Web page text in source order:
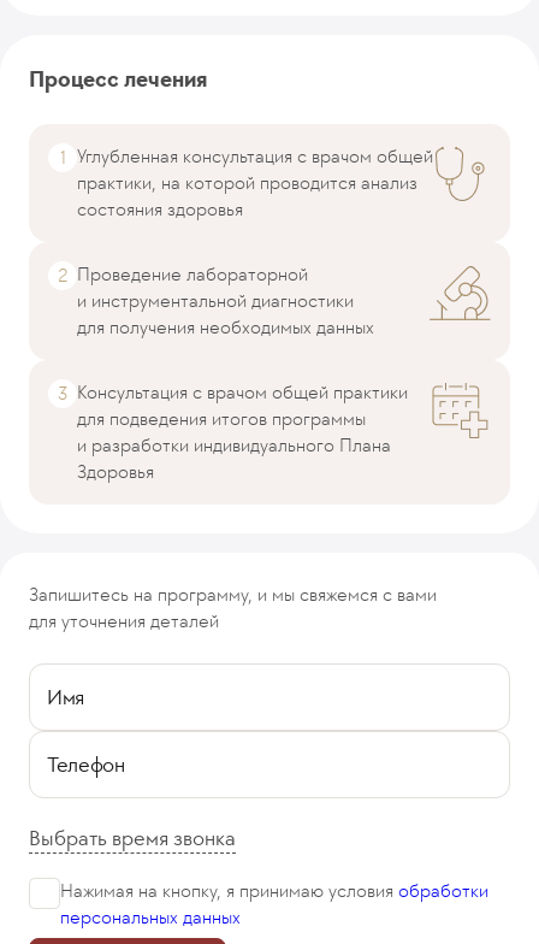
Процесс лечения
Углубленная консультация с врачом общей
практики, на которой проводится анализ
состояния здоровья
Проведение лабораторной
и инструментальной диагностики
для получения необходимых данных
Консультация с врачом общей практики
для подведения итогов программы
и разработки индивидуального Плана
Здоровья
Запишитесь на программу, и мы свяжемся с вами
для уточнения деталей
Имя
Телефон
Выбрать время звонка
Нажимая на кнопку, я принимаю условия обработки
персональных данных